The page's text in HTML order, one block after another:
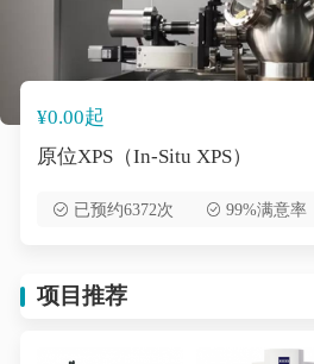
¥0.00起
原位XPS（In-Situ XPS）
已预约6372次 99%满意率
项目推荐